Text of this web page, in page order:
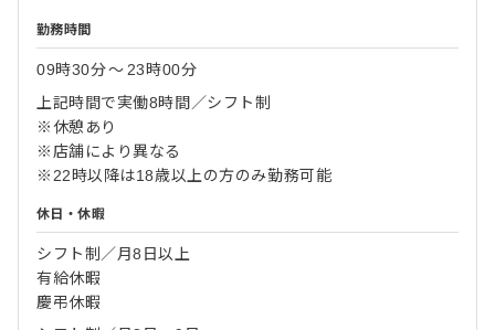
勤務時間
09時30分〜23時00分
上記時間で実働8時間／シフト制
※休憩あり
※店舗により異なる
※22時以降は18歳以上の方のみ勤務可能
休日・休暇
シフト制／月8日以上
有給休暇
慶弔休暇